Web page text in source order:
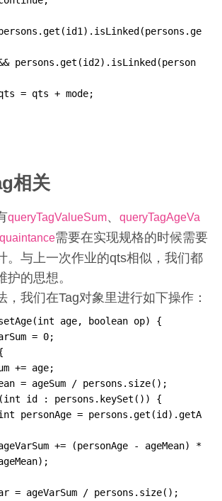
+ mode;
相关
queryTagValueSum、queryTagAgeVa
需要在实现规格的时候需要
。与上一次作业的qts相似，我们都
护的思想。
，我们在Tag对象里进行如下操作：
age, boolean op) {
= 0;
age;
ageSum / persons.size();
persons.keySet()) {
= persons.get(id).getA
+= (personAge - ageMean) *
/ persons.size();